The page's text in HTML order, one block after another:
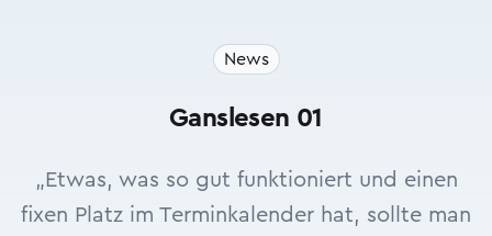
News
Ganslesen 01
„Etwas, was so gut funktioniert und einen
fixen Platz im Terminkalender hat, sollte man